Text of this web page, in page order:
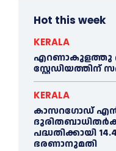
Hot this week
KERALA
എറണാകുളത്തു
സ്റ്റേഡിയത്തിന്
KERALA
കാസറഗോഡ്
പദ്ധതിക്കായി
ഭരണാനുമതി